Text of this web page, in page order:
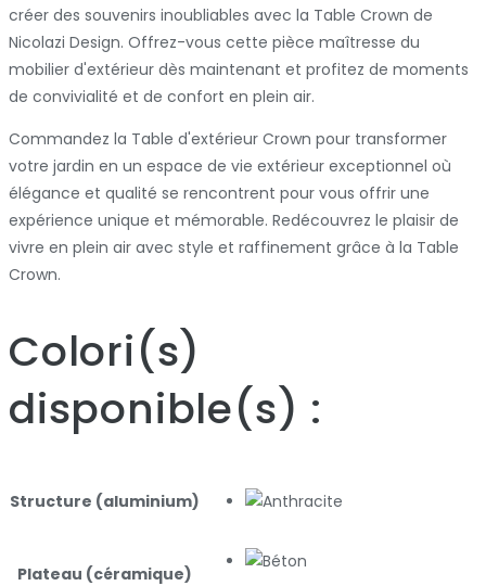
créer des souvenirs inoubliables avec la Table Crown de
Nicolazi Design. Offrez-vous cette pièce maîtresse du
mobilier d'extérieur dès maintenant et profitez de moments
de convivialité et de confort en plein air.
Commandez la Table d'extérieur Crown pour transformer
votre jardin en un espace de vie extérieur exceptionnel où
élégance et qualité se rencontrent pour vous offrir une
expérience unique et mémorable. Redécouvrez le plaisir de
vivre en plein air avec style et raffinement grâce à la Table
Crown.
Colori(s)
disponible(s) :
Structure (aluminium)
Plateau (céramique)